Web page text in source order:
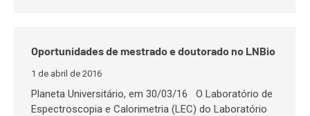
Oportunidades de mestrado e doutorado no LNBio
1 de abril de 2016
Planeta Universitário, em 30/03/16 O Laboratório de
Espectroscopia e Calorimetria (LEC) do Laboratório